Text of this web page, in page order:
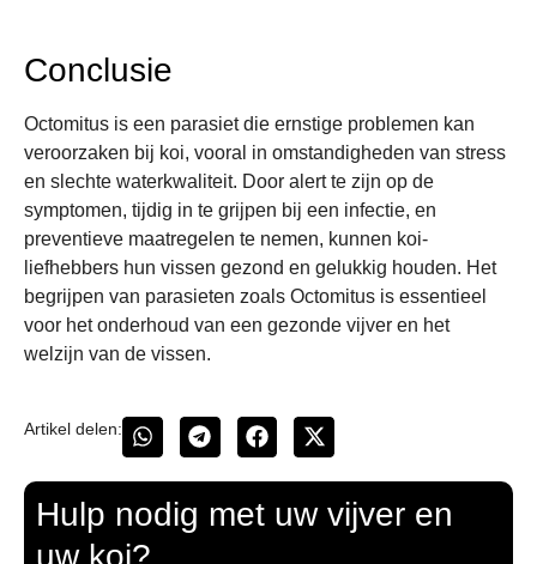
Conclusie
Octomitus is een parasiet die ernstige problemen kan
veroorzaken bij koi, vooral in omstandigheden van stress
en slechte waterkwaliteit. Door alert te zijn op de
symptomen, tijdig in te grijpen bij een infectie, en
preventieve maatregelen te nemen, kunnen koi-
liefhebbers hun vissen gezond en gelukkig houden. Het
begrijpen van parasieten zoals Octomitus is essentieel
voor het onderhoud van een gezonde vijver en het
welzijn van de vissen.
Artikel delen:
Hulp nodig met uw vijver en
uw koi?